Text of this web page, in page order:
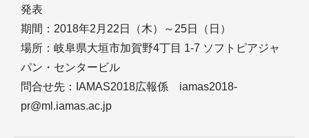
発表
期間：2018年2月22日（木）～25日（日）
場所：岐阜県大垣市加賀野4丁目 1-7 ソフトピアジャ
パン・センタービル
問合せ先：IAMAS2018広報係 iamas2018-
pr@ml.iamas.ac.jp